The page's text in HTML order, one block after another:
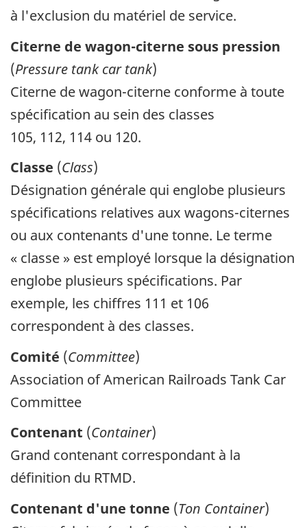
à l'exclusion du matériel de service.
Citerne de wagon-citerne sous pression
(Pressure tank car tank)
Citerne de wagon-citerne conforme à toute
spécification au sein des classes
105, 112, 114 ou 120.
Classe (Class)
Désignation générale qui englobe plusieurs
spécifications relatives aux wagons-citernes
ou aux contenants d'une tonne. Le terme
« classe » est employé lorsque la désignation
englobe plusieurs spécifications. Par
exemple, les chiffres 111 et 106
correspondent à des classes.
Comité (Committee)
Association of American Railroads Tank Car
Committee
Contenant (Container)
Grand contenant correspondant à la
définition du RTMD.
Contenant d'une tonne (Ton Container)